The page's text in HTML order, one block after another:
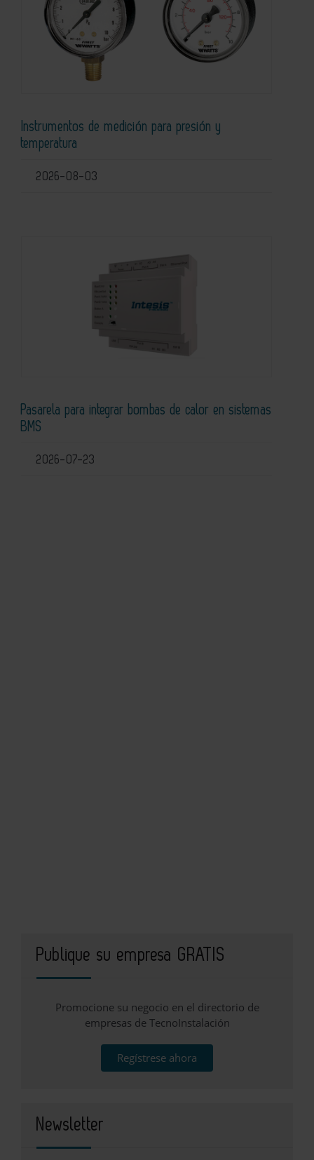
Instrumentos de medición para presión y
temperatura
2026-08-03
Pasarela para integrar bombas de calor en sistemas
BMS
2026-07-23
Publique su empresa GRATIS
Promocione su negocio en el directorio de
empresas de TecnoInstalación
Regístrese ahora
Newsletter